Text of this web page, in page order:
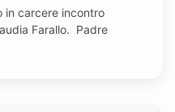
in carcere incontro
Farallo. Padre